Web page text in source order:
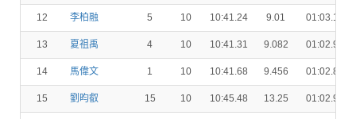
12 李柏融 5 10 10:41.24 9.01 01:03.19
13 夏祖禹 4 10 10:41.31 9.082 01:02.93
14 馬偉文 1 10 10:41.68 9.456 01:02.84
15 劉昀叡 15 10 10:45.48 13.25 01:02.99